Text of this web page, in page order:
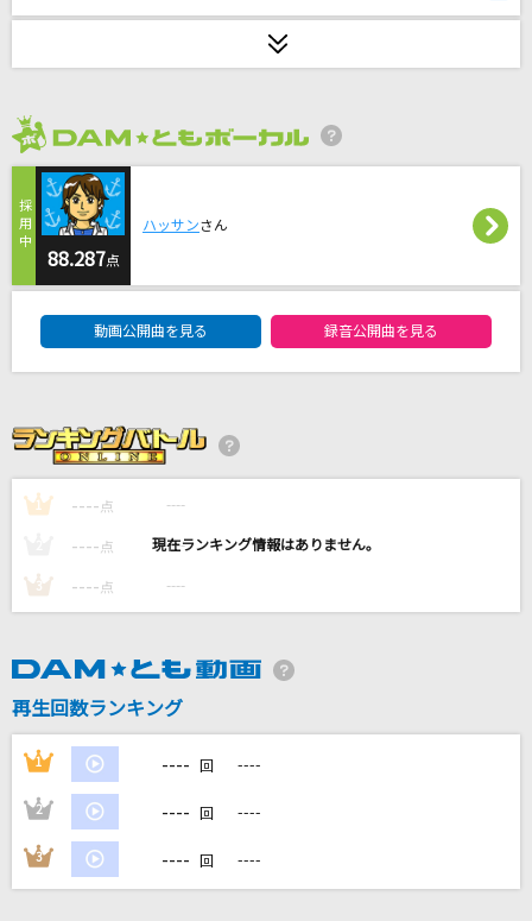
ライラック
Official髭男dism
心予報
サブマリンユース
reGretGirl
残酷な天使のテーゼ
高橋洋子
Brand New
Mrs. GREEN APPLE
This Is Me [ディス・イズ・ミー]
伊良湖岬
水森かおり
DAMの新曲・ランキングなど
88.287点
ハッサンさん
動画公開曲を見る 録音公開曲を見る
1 ---- 点 ----
---- 点 ----
3 ---- 点 ----
再生回数ランキング
1 ---- 回 ----
2 ---- 回 ----
3 ---- 回 ----